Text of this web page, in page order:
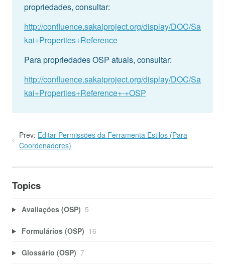
propriedades, consultar:
http://confluence.sakaiproject.org/display/DOC/Sa
kai+Properties+Reference
Para propriedades OSP atuais, consultar:
http://confluence.sakaiproject.org/display/DOC/Sa
kai+Properties+Reference+-+OSP
Prev: Editar Permissões da Ferramenta Estilos (Para
Coordenadores)
Topics
Avaliações (OSP) 5
Formulários (OSP) 16
Glossário (OSP) 7